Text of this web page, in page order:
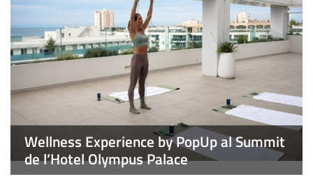
Wellness Experience by PopUp al Summit
de l’Hotel Olympus Palace